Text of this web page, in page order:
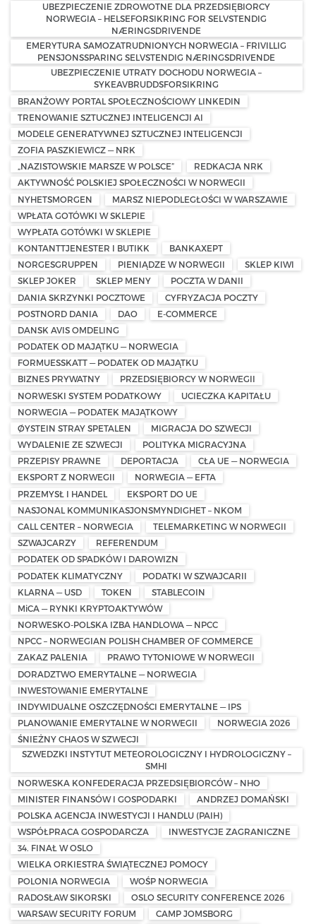
UBEZPIECZENIE ZDROWOTNE DLA PRZEDSIĘBIORCY
NORWEGIA – HELSEFORSIKRING FOR SELVSTENDIG
NÆRINGSDRIVENDE
EMERYTURA SAMOZATRUDNIONYCH NORWEGIA – FRIVILLIG
PENSJONSSPARING SELVSTENDIG NÆRINGSDRIVENDE
UBEZPIECZENIE UTRATY DOCHODU NORWEGIA –
SYKEAVBRUDDSFORSIKRING
BRANŻOWY PORTAL SPOŁECZNOŚCIOWY LINKEDIN
TRENOWANIE SZTUCZNEJ INTELIGENCJI AI
MODELE GENERATYWNEJ SZTUCZNEJ INTELIGENCJI
ZOFIA PASZKIEWICZ — NRK
„NAZISTOWSKIE MARSZE W POLSCE”
REDKACJA NRK
AKTYWNOŚĆ POLSKIEJ SPOŁECZNOŚCI W NORWEGII
NYHETSMORGEN
MARSZ NIEPODLEGŁOŚCI W WARSZAWIE
WPŁATA GOTÓWKI W SKLEPIE
WYPŁATA GOTÓWKI W SKLEPIE
KONTANTTJENESTER I BUTIKK
BANKAXEPT
NORGESGRUPPEN
PIENIĄDZE W NORWEGII
SKLEP KIWI
SKLEP JOKER
SKLEP MENY
POCZTA W DANII
DANIA SKRZYNKI POCZTOWE
CYFRYZACJA POCZTY
POSTNORD DANIA
DAO
E-COMMERCE
DANSK AVIS OMDELING
PODATEK OD MAJĄTKU — NORWEGIA
FORMUESSKATT — PODATEK OD MAJĄTKU
BIZNES PRYWATNY
PRZEDSIĘBIORCY W NORWEGII
NORWESKI SYSTEM PODATKOWY
UCIECZKA KAPITAŁU
NORWEGIA — PODATEK MAJĄTKOWY
ØYSTEIN STRAY SPETALEN
MIGRACJA DO SZWECJI
WYDALENIE ZE SZWECJI
POLITYKA MIGRACYJNA
PRZEPISY PRAWNE
DEPORTACJA
CŁA UE — NORWEGIA
EKSPORT Z NORWEGII
NORWEGIA — EFTA
PRZEMYSŁ I HANDEL
EKSPORT DO UE
NASJONAL KOMMUNIKASJONSMYNDIGHET – NKOM
CALL CENTER – NORWEGIA
TELEMARKETING W NORWEGII
SZWAJCARZY
REFERENDUM
PODATEK OD SPADKÓW I DAROWIZN
PODATEK KLIMATYCZNY
PODATKI W SZWAJCARII
KLARNA — USD
TOKEN
STABLECOIN
MiCA — RYNKI KRYPTOAKTYWÓW
NORWESKO-POLSKA IZBA HANDLOWA — NPCC
NPCC – NORWEGIAN POLISH CHAMBER OF COMMERCE
ZAKAZ PALENIA
PRAWO TYTONIOWE W NORWEGII
DORADZTWO EMERYTALNE — NORWEGIA
INWESTOWANIE EMERYTALNE
INDYWIDUALNE OSZCZĘDNOŚCI EMERYTALNE — IPS
PLANOWANIE EMERYTALNE W NORWEGII
NORWEGIA 2026
ŚNIEŻNY CHAOS W SZWECJI
SZWEDZKI INSTYTUT METEOROLOGICZNY I HYDROLOGICZNY –
SMHI
NORWESKA KONFEDERACJA PRZEDSIĘBIORCÓW – NHO
MINISTER FINANSÓW I GOSPODARKI
ANDRZEJ DOMAŃSKI
POLSKA AGENCJA INWESTYCJI I HANDLU (PAIH)
WSPÓŁPRACA GOSPODARCZA
INWESTYCJE ZAGRANICZNE
34. FINAŁ W OSLO
WIELKA ORKIESTRA ŚWIĄTECZNEJ POMOCY
POLONIA NORWEGIA
WOŚP NORWEGIA
RADOSŁAW SIKORSKI
OSLO SECURITY CONFERENCE 2026
WARSAW SECURITY FORUM
CAMP JOMSBORG